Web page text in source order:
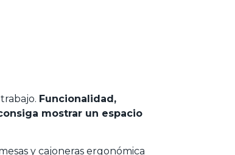
Funcionalidad,
mostrar un espacio
y cajoneras ergonómica